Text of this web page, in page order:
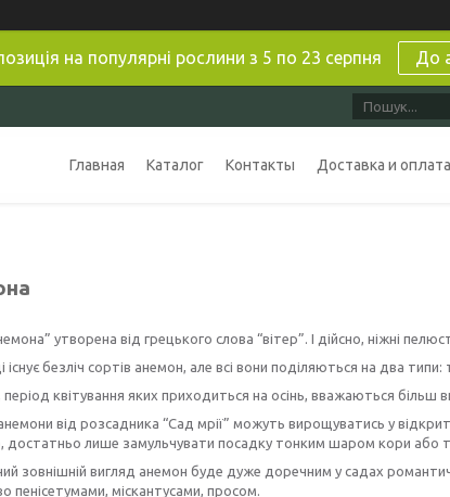
на популярні рослини з 5 по 23 серпня До
Главная Каталог Контакты Доставка и оплата
утворена від грецького слова “вітер”. І дійсно, ніжні
існує безліч сортів анемон, але всі вони поділяються на два типи:
квітування яких приходиться на осінь, вважаються більш
від розсадника “Сад мрії” можуть вирощуватись у
достатньо лише замульчувати посадку тонким шаром кори або
зовнішній вигляд анемон буде дуже доречним у садах
пенісетумами, міскантусами, просом.